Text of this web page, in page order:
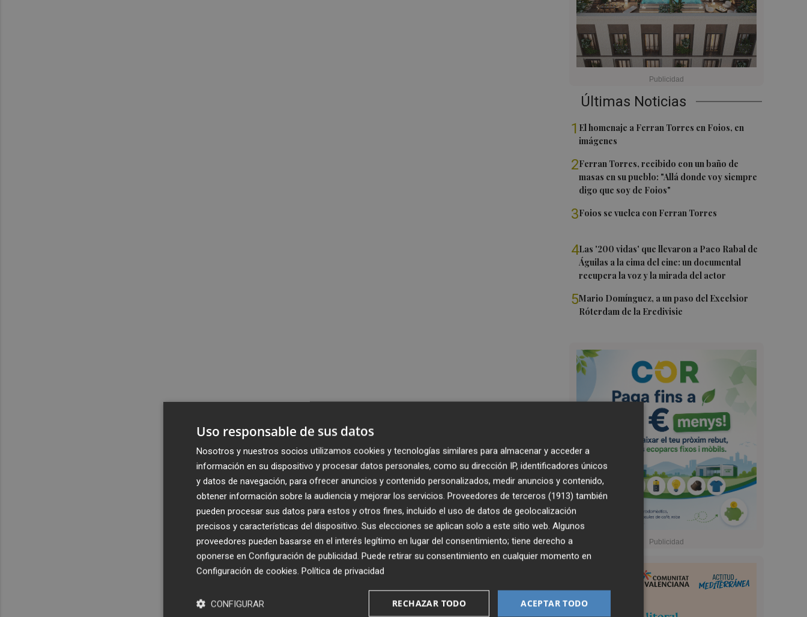
Últimas Noticias
1 El homenaje a Ferran Torres en Foios, en
imágenes
2Ferran Torres, recibido con un baño de
masas en su pueblo: "Allá donde voy siempre
digo que soy de Foios"
3Foios se vuelca con Ferran Torres
4Las '200 vidas' que llevaron a Paco Rabal de
Águilas a la cima del cine: un documental
recupera la voz y la mirada del actor
5Mario Domínguez, a un paso del Excelsior
Róterdam de la Eredivisie
Uso responsable de sus datos
Nosotros y nuestros socios utilizamos cookies y tecnologías similares para almacenar y acceder a
información en su dispositivo y procesar datos personales, como su dirección IP, identificadores únicos
y datos de navegación, para ofrecer anuncios y contenido personalizados, medir anuncios y contenido,
obtener información sobre la audiencia y mejorar los servicios. Proveedores de terceros (1913) también
pueden procesar sus datos para estos y otros fines, incluido el uso de datos de geolocalización
precisos y características del dispositivo. Sus elecciones se aplican solo a este sitio web. Algunos
proveedores pueden basarse en el interés legítimo en lugar del consentimiento; tiene derecho a
oponerse en Configuración de publicidad. Puede retirar su consentimiento en cualquier momento en
Configuración de cookies. Política de privacidad
ACEPTAR TODO
RECHAZAR TODO
CONFIGURAR